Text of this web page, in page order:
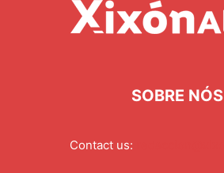
SOBRE NÓS
Contact us: